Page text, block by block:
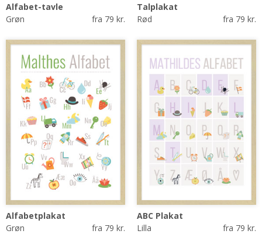
Alfabet-tavle
Grøn
fra 79 kr.
Talplakat
Rød
fra 79 kr.
Alfabetplakat
Grøn
fra 79 kr.
ABC Plakat
Lilla
fra 79 kr.